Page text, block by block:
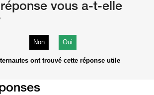
vous a-t-elle
Non Oui
ont trouvé cette réponse utile